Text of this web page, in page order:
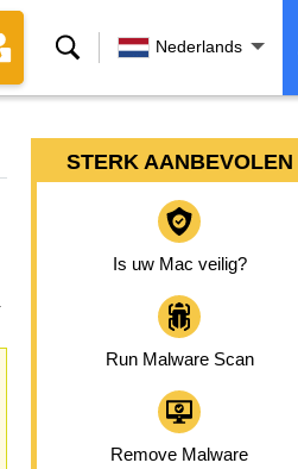
Zoeken Nederlands
STERK AANBEVOLEN
Is uw Mac veilig?
Run Malware Scan
Remove Malware